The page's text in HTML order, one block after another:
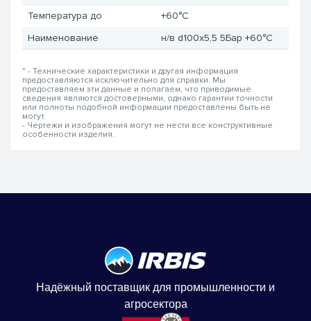
Температура до
+60°С
Наименование
н/в d100x5,5 5Бар +60°С
* - Технические характеристики и другая информация
предоставляются исключительно для справки. Мы
предоставляем эти данные и полагаем, что приводимые
сведения являются достоверными, однако гарантии точности
или полноты подобной информации предоставлены быть не
могут.
- Чертежи и изображения могут не нести все конструктивные
особенности изделия.
Надёжный поставщик для промышленности и
агросектора